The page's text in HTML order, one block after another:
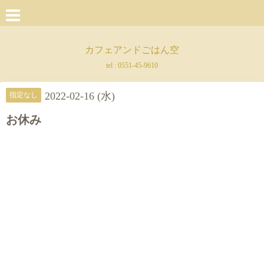
カフェアンドごはん空
tel : 0551-45-9610
指定なし 2022-02-16 (水)
お休み